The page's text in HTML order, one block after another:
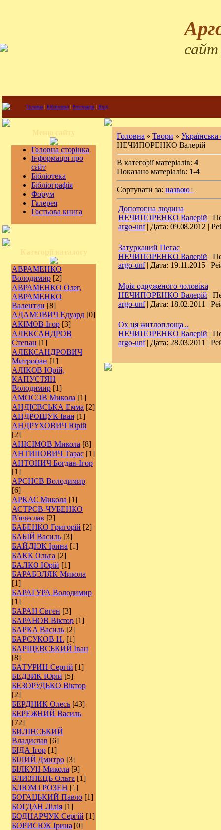
сайт
Головна | Бібліотека | Реєстрація | Вхід
Головна сторінка
Інформація про
сайт
Бібліотека
Бібліографія
Форум
Галерея
Гостьова книга
АВРАМЕНКО
Володимир [2]
АВРАМЕНКО Олег,
АВРАМЕНКО
Валентин [8]
АДАМОВИЧ Едуард [0]
АКІМОВ Ігор [3]
АЛЕКСАНДРОВ
Степан [1]
АЛЕКСАНДРОВИЧ
Митрофан [1]
АЛІКОВ Юрій,
КАПУСТЯН
Володимир [1]
АМОСОВ Микола [1]
АНДІЄВСЬКА Емма [2]
АНДРОЩУК Іван [1]
АНДРУХОВИЧ Юрій
[2]
АНІСІМОВ Микола [8]
АНТИПОВИЧ Тарас [1]
АНТОНИЧ Богдан-Ігор
[1]
АРЄНЄВ Володимир
[6]
АРКАС Микола [1]
АСТРОВ-ЧУБЕНКО
В'ячеслав [2]
БАБЕНКО Григорій [2]
БАБІЙ Василь [3]
БАЙДЮК Ірина [1]
БАКК Ольга [2]
БАЛКО Юрій [1]
БАРАБОЛЯК Микола
[1]
БАРАГУРА Володимир
[1]
БАРАН Євген [3]
БАРАНОВ Віктор [1]
БАРКА Василь [2]
БАРСУКОВ Н. [1]
БАРЩЕВСЬКИЙ Іван
[8]
БАТУРИН Сергій [1]
БЕДЗИК Юрій [5]
БЕЗОРУДЬКО Віктор
[2]
БЕРДНИК Олесь [43]
БЕРЕЖНИЙ Василь
[72]
БИЛІНСЬКИЙ
Владислав [6]
БІДА Ігор [1]
БІЛИЙ Дмитро [3]
БІЛКУН Микола [9]
БЛИЗНЕЦЬ Ольга [1]
БЛЮМ і РОЗЕН [1]
БОГАЦЬКИЙ Павло [1]
БОГДАН Лілія [1]
БОДНАРЧУК Сергій [1]
БОРИСЮК Ірина [0]
Головна » Твори » Українська
НЕЧИПОРЕНКО Валерій
В категорії матеріалів: 4
Показано матеріалів: 1-4
Сортувати за: назвою
Допотопна людина
НЕЧИПОРЕНКО Валерій |
argo-unf| Дата: 09.08.2012 |
Затурканий Пегас
НЕЧИПОРЕНКО Валерій |
argo-unf| Дата: 19.11.2015 |
Мрія одруженого чоловіка
НЕЧИПОРЕНКО Валерій |
argo-unf| Дата: 18.02.2011 |
Ох ця житлоплоща...
НЕЧИПОРЕНКО Валерій |
argo-unf| Дата: 28.03.2011 |